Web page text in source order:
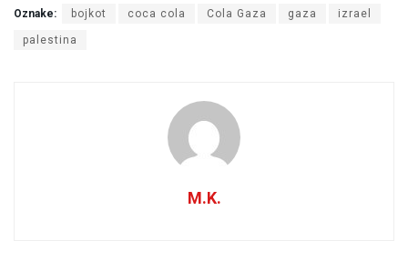
Oznake: bojkot coca cola Cola Gaza gaza izrael
palestina
M.K.